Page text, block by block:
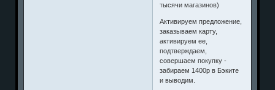
тысячи магазинов)
Активируем предложение,
заказываем карту,
активируем ее,
подтверждаем,
совершаем покупку -
забираем 1400р в Бэките
и выводим.